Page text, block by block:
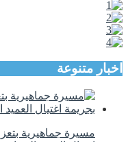
اخبار متنوعة
مسيرة جماهيرية